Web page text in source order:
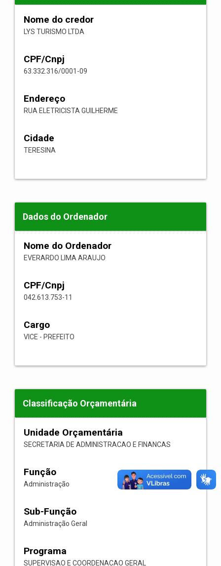
Nome do credor
LYS TURISMO LTDA
CPF/Cnpj
63.332.316/0001-09
Endereço
RUA ELETRICISTA GUILHERME
Cidade
TERESINA
Dados do Ordenador
Nome do Ordenador
EVERARDO LIMA ARAUJO
CPF/Cnpj
042.613.753-11
Cargo
VICE - PREFEITO
Classificação Orçamentária
Unidade Orçamentária
SECRETARIA DE ADMINISTRACAO E FINANCAS
Função
Administração
Sub-Função
Administração Geral
Programa
SUPERVISAO E COORDENACAO GERAL